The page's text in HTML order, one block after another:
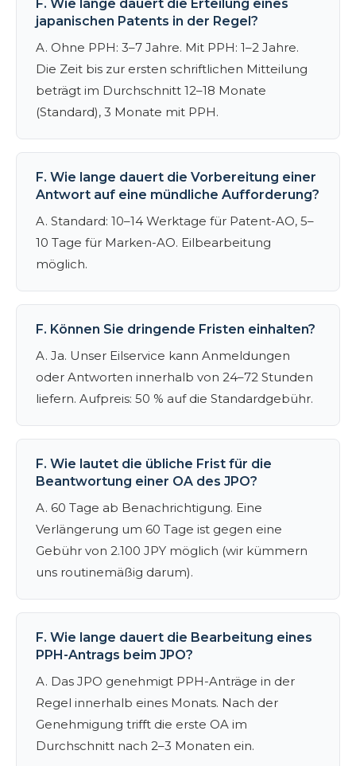
F. Wie lange dauert die Erteilung eines
japanischen Patents in der Regel?
A. Ohne PPH: 3–7 Jahre. Mit PPH: 1–2 Jahre.
Die Zeit bis zur ersten schriftlichen Mitteilung
beträgt im Durchschnitt 12–18 Monate
(Standard), 3 Monate mit PPH.
F. Wie lange dauert die Vorbereitung einer
Antwort auf eine mündliche Aufforderung?
A. Standard: 10–14 Werktage für Patent-AO, 5–
10 Tage für Marken-AO. Eilbearbeitung
möglich.
F. Können Sie dringende Fristen einhalten?
A. Ja. Unser Eilservice kann Anmeldungen
oder Antworten innerhalb von 24–72 Stunden
liefern. Aufpreis: 50 % auf die Standardgebühr.
F. Wie lautet die übliche Frist für die
Beantwortung einer OA des JPO?
A. 60 Tage ab Benachrichtigung. Eine
Verlängerung um 60 Tage ist gegen eine
Gebühr von 2.100 JPY möglich (wir kümmern
uns routinemäßig darum).
F. Wie lange dauert die Bearbeitung eines
PPH-Antrags beim JPO?
A. Das JPO genehmigt PPH-Anträge in der
Regel innerhalb eines Monats. Nach der
Genehmigung trifft die erste OA im
Durchschnitt nach 2–3 Monaten ein.